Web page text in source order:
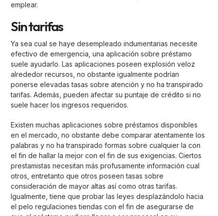
emplear.
Sin tarifas
Ya sea cual se haye desempleado indumentarias necesite
efectivo de emergencia, una aplicación sobre préstamo
suele ayudarlo. Las aplicaciones poseen explosión veloz
alrededor recursos, no obstante igualmente podrían
ponerse elevadas tasas sobre atención y no ha transpirado
tarifas. Además, pueden afectar su puntaje de crédito si no
suele hacer los ingresos requeridos.
Existen muchas aplicaciones sobre préstamos disponibles
en el mercado, no obstante debe comparar atentamente los
palabras y no ha transpirado formas sobre cualquier la con
el fin de hallar la mejor con el fin de sus exigencias. Ciertos
prestamistas necesitan más profusamente información cual
otros, entretanto que otros poseen tasas sobre
consideración de mayor altas así­ como otras tarifas.
Igualmente, tiene que probar las leyes desplazándolo hacia
el pelo regulaciones tiendas con el fin de asegurarse de